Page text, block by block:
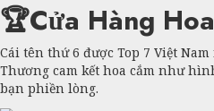
🏆Cửa Hàng
Cái tên thứ 6 được Top 7 Việt
Thương cam kết hoa cắm như
bạn phiền lòng.